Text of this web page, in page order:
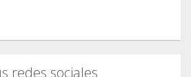
redes sociales